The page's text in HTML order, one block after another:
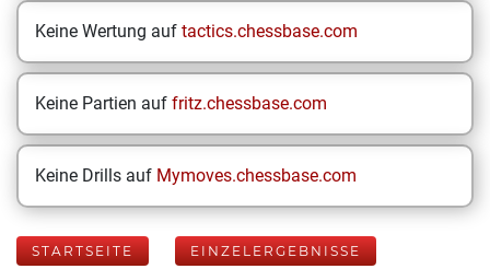
Keine Wertung auf tactics.chessbase.com
Keine Partien auf fritz.chessbase.com
Keine Drills auf Mymoves.chessbase.com
STARTSEITE EINZELERGEBNISSE